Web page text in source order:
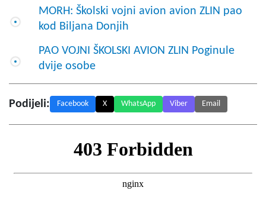
MORH: Školski vojni avion avion ZLIN pao
kod Biljana Donjih
PAO VOJNI ŠKOLSKI AVION ZLIN Poginule
dvije osobe
Podijeli: Facebook X WhatsApp Viber Email